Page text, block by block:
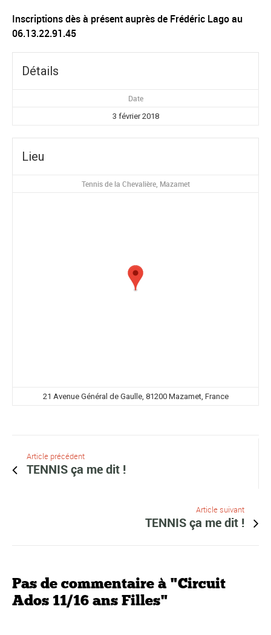
Inscriptions dès à présent auprès de Frédéric Lago au
06.13.22.91.45
Détails
Date
3 février 2018
Lieu
Tennis de la Chevalière, Mazamet
21 Avenue Général de Gaulle, 81200 Mazamet, France
Article précédent
TENNIS ça me dit !
Article suivant
TENNIS ça me dit !
Pas de commentaire à "Circuit
Ados 11/16 ans Filles"